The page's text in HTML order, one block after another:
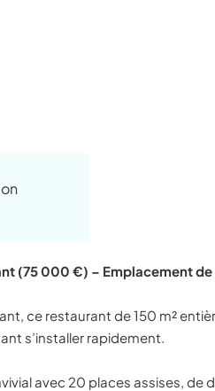
(75 000 €) – Emplacement
ce restaurant de 150 m²
s’installer rapidement.
avec 20 places assises,